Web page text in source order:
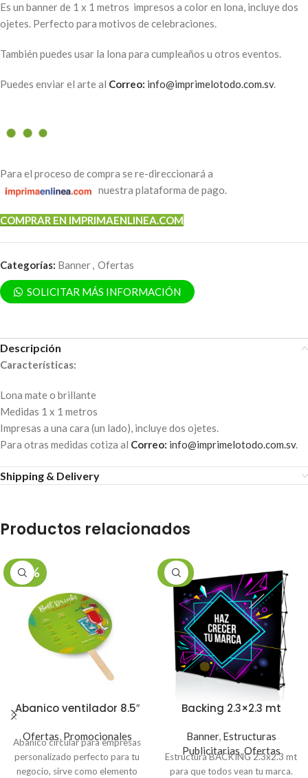
Es un banner de 1 x 1 metros impresos a color en lona, incluye dos
ojetes. Perfecto para motivos de celebraciones.
También puedes usar la lona para cumpleaños u otros eventos.
Puedes enviar el arte al Correo: info@imprimelotodo.com.sv.
Para el proceso de compra se re-direccionará a
nuestra plataforma de pago.
COMPRAR EN IMPRIMAENLINEA.COM
Categorías: Banner, Ofertas
SOLICITAR MÁS INFORMACIÓN
Descripción
Características:
Lona mate o brillante
Medidas 1 x 1 metros
Impresas a una cara (un lado), incluye dos ojetes.
Para otras medidas cotiza al Correo: info@imprimelotodo.com.sv.
Shipping & Delivery
Productos relacionados
-43%
Abanico ventilador 8.5″
Ofertas, Promocionales
Abanico circular para empresas
personalizado perfecto para tu
negocio, sirve como elemento
-6%
Backing 2.3×2.3 mt
Banner, Estructuras
Publicitarias,Ofertas
Estructura BACKING 2.3x2.3 mt
para que todos vean tu marca.